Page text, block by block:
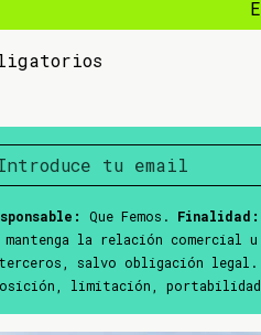
Que Femos. Finalidad:
mantenga la relación comercial
salvo obligación legal.
limitación,